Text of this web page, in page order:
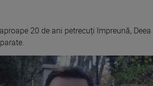
20 de ani petrecuți împreună,